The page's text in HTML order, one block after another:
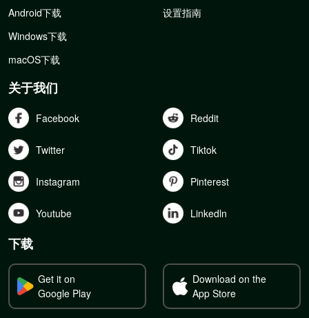
Android下载
Windows下载
macOS下载
设置指南
关于我们
Facebook Reddit
Twitter Tiktok
Instagram Pinterest
Youtube Linkedln
下载
Get it on
Google Play
Download on the
App Store